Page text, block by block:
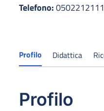
Telefono:0502212111
Profilo Didattica
Profilo